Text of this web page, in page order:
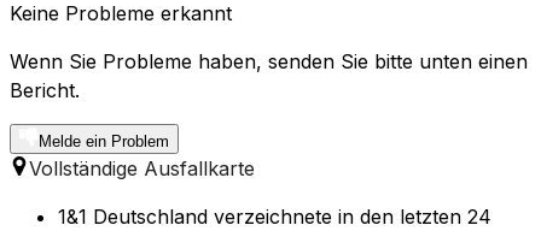
Keine Probleme erkannt
Wenn Sie Probleme haben, senden Sie bitte unten einen
Bericht.
Melde ein Problem
Vollständige Ausfallkarte
1&1 Deutschland verzeichnete in den letzten 24